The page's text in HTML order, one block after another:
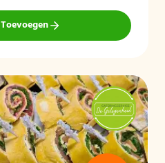
Toevoegen